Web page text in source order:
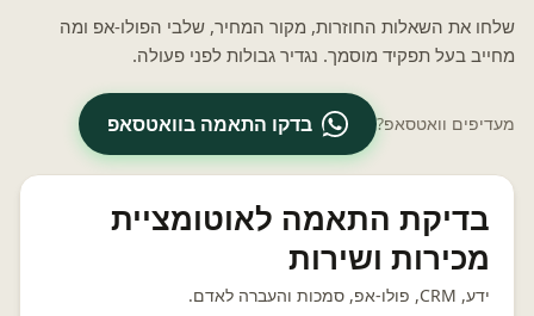
שלחו את השאלות החוזרות, מקור המחיר, שלבי הפולו-אפ ומה
מחייב בעל תפקיד מוסמך. נגדיר גבולות לפני פעולה.
מעדיפים וואטסאפ? בדקו התאמה בוואטסאפ
בדיקת התאמה לאוטומציית
מכירות ושירות
ידע, CRM, פולו-אפ, סמכות והעברה לאדם.